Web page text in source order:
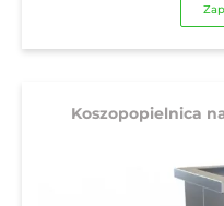
Koszopopielnica